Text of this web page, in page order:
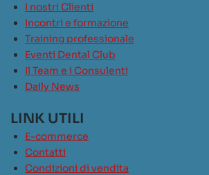
I nostri Clienti
Incontri e formazione
Training professionale
Eventi Dental Club
Il Team e i Consulenti
Daily News
LINK UTILI
E-commerce
Contatti
Condizioni di vendita